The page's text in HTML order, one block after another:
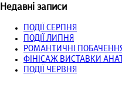
Недавні записи
ПОДІЇ СЕРПНЯ
ПОДІЇ ЛИПНЯ
РОМАНТИЧНІ
ФІНІСАЖ ВИСТАВКИ
ПОДІЇ ЧЕРВНЯ